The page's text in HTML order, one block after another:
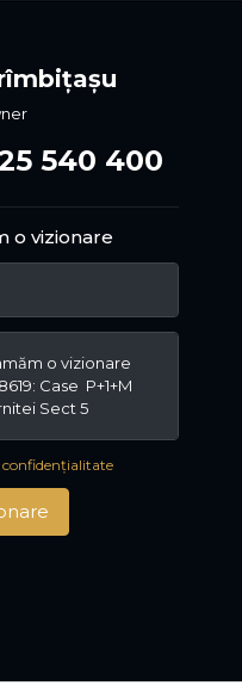
540 400
o vizionare
confidențialitate